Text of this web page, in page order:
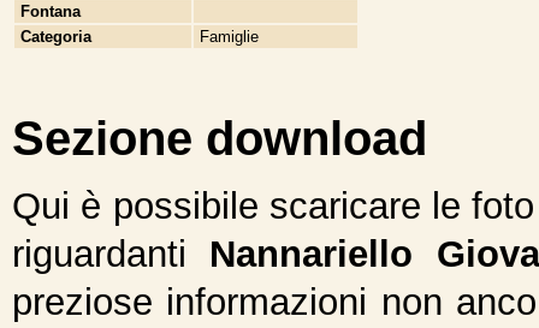
Fontana
Categoria
Famiglie
Sezione download
Qui è possibile scaricare le
riguardanti Nannariello
preziose informazioni non